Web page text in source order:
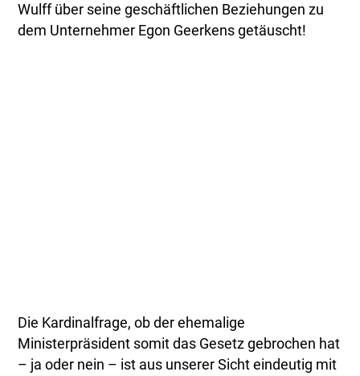
Wulff über seine geschäftlichen Beziehungen zu
dem Unternehmer Egon Geerkens getäuscht!
Die Kardinalfrage, ob der ehemalige
Ministerpräsident somit das Gesetz gebrochen hat
– ja oder nein – ist aus unserer Sicht eindeutig mit